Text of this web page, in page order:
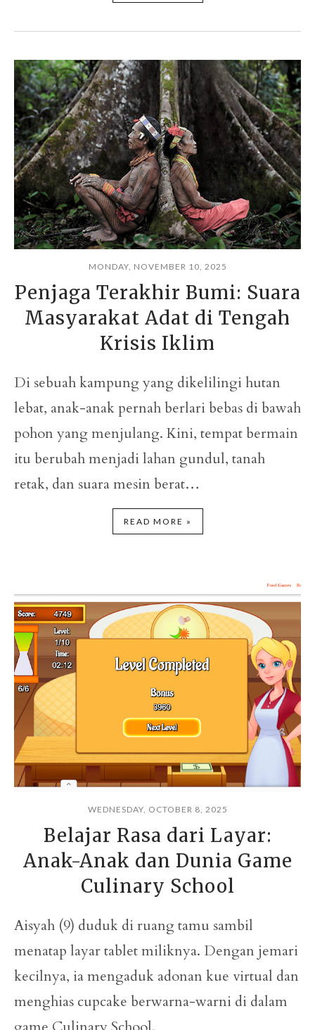
MONDAY, NOVEMBER 10, 2025
Penjaga Terakhir Bumi: Suara
Masyarakat Adat di Tengah
Krisis Iklim
Di sebuah kampung yang dikelilingi hutan
lebat, anak-anak pernah berlari bebas di bawah
pohon yang menjulang. Kini, tempat bermain
itu berubah menjadi lahan gundul, tanah
retak, dan suara mesin berat…
READ MORE »
WEDNESDAY, OCTOBER 8, 2025
Belajar Rasa dari Layar:
Anak-Anak dan Dunia Game
Culinary School
Aisyah (9) duduk di ruang tamu sambil
menatap layar tablet miliknya. Dengan jemari
kecilnya, ia mengaduk adonan kue virtual dan
menghias cupcake berwarna-warni di dalam